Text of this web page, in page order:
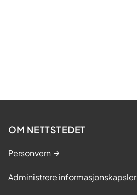
OM NETTSTEDET
Personvern
Administrere informasjonskapsler